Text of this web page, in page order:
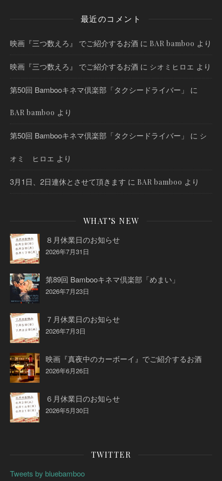
最近のコメント
映画『三つ数えろ』 でご紹介するお酒 に BAR bamboo より
映画『三つ数えろ』 でご紹介するお酒 に シオミヒロエ より
第50回 Bambooキネマ倶楽部「タクシードライバー」 に
BAR bamboo より
第50回 Bambooキネマ倶楽部「タクシードライバー」 に シ
オミ ヒロエ より
3月1日、2日連休とさせて頂きます に BAR bamboo より
WHAT’S NEW
８月休業日のお知らせ
2026年7月31日
第89回 Bambooキネマ倶楽部「めまい」
2026年7月23日
７月休業日のお知らせ
2026年7月3日
映画『真夜中のカーボーイ』でご紹介するお酒
2026年6月26日
６月休業日のお知らせ
2026年5月30日
TWITTER
Tweets by bluebamboo